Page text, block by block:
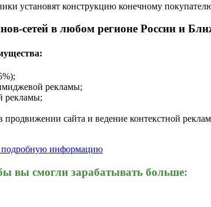
установят конструкцию конечному
сетей в любом регионе России и
рекламы;
рекламы;
сайта и ведение контекстной
подробную информацию
вы смогли зарабатывать больше: